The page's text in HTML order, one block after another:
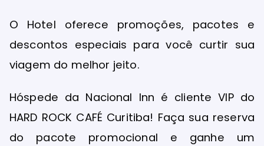
O Hotel oferece promoções, pacotes e
descontos especiais para você curtir sua
viagem do melhor jeito.
Hóspede da Nacional Inn é cliente VIP do
HARD ROCK CAFÉ Curitiba! Faça sua reserva
do pacote promocional e ganhe um